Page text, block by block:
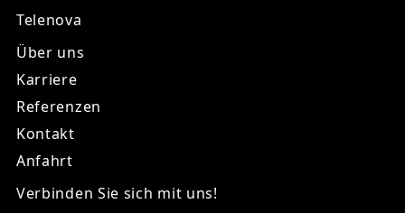
Telenova
Über uns
Karriere
Referenzen
Kontakt
Anfahrt
Verbinden Sie sich mit uns!